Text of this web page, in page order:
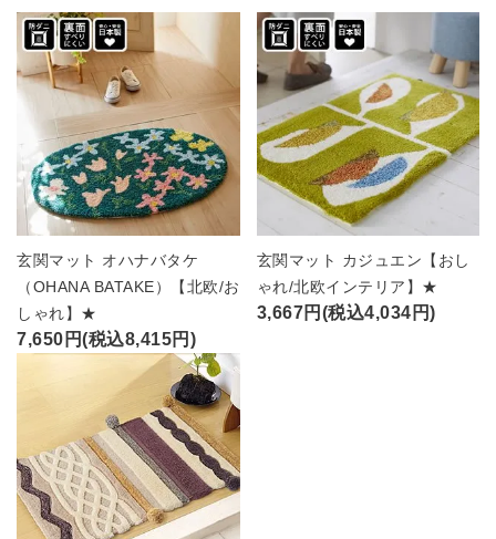
玄関マット オハナバタケ
（OHANA BATAKE）【北欧/お
しゃれ】★
7,650円(税込8,415円)
玄関マット カジュエン【おし
ゃれ/北欧インテリア】★
3,667円(税込4,034円)